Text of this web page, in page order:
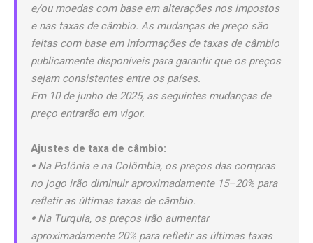
e/ou moedas com base em alterações nos impostos
e nas taxas de câmbio. As mudanças de preço são
feitas com base em informações de taxas de câmbio
publicamente disponíveis para garantir que os preços
sejam consistentes entre os países.
Em 10 de junho de 2025, as seguintes mudanças de
preço entrarão em vigor.
Ajustes de taxa de câmbio:
𖧹 Na Polônia e na Colômbia, os preços das compras
no jogo irão diminuir aproximadamente 15–20% para
refletir as últimas taxas de câmbio.
𖧹 Na Turquia, os preços irão aumentar
aproximadamente 20% para refletir as últimas taxas